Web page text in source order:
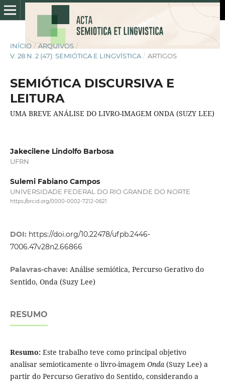
INÍCIO / ARQUIVOS /
V. 28 N. 2 (47): SEMIÓTICA E LINGVÍSTICA / ARTIGOS
SEMIÓTICA DISCURSIVA E
LEITURA
UMA BREVE ANÁLISE DO LIVRO-IMAGEM ONDA (SUZY LEE)
Jakecilene Lindolfo Barbosa
UFRN
Sulemi Fabiano Campos
UNIVERSIDADE FEDERAL DO RIO GRANDE DO NORTE
https://orcid.org/0000-0002-7212-0621
DOI: https://doi.org/10.22478/ufpb.2446-
7006.47v28n2.66866
Palavras-chave: Análise semiótica, Percurso Gerativo do
Sentido, Onda (Suzy Lee)
RESUMO
Resumo: Este trabalho teve como principal objetivo
analisar semioticamente o livro-imagem Onda (Suzy Lee) a
partir do Percurso Gerativo do Sentido, considerando a